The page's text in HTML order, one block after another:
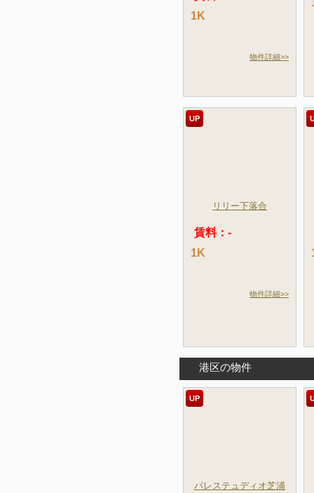
1K
物件詳細>>
UP
リリー下落合
賃料：-
1K
物件詳細>>
港区の物件
UP
パレステュディオ芝浦